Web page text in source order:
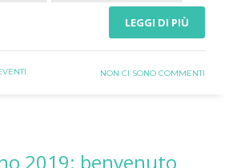
LEGGI DI PIÙ
NON CI SONO COMMENTI
2019: benvenuto